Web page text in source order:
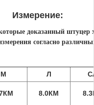
Измерение:
доказанный штуцер
согласно
М Л
8.0КМ